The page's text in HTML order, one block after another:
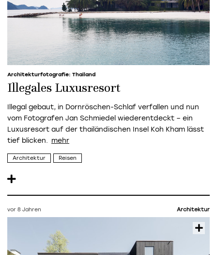
Architekturfotografie: Thailand
Illegales Luxusresort
Illegal gebaut, in Dornröschen-Schlaf verfallen und nun
vom Fotografen Jan Schmiedel wiederentdeckt – ein
Luxusresort auf der thailändischen Insel Koh Kham lässt
tief blicken.
Architektur Reisen
vor 8 Jahren Architektur